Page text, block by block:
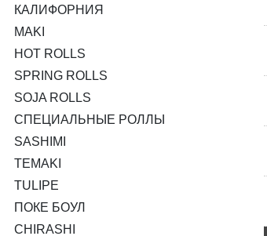
КАЛИФОРНИЯ
MAKI
HOT ROLLS
SPRING ROLLS
SOJA ROLLS
СПЕЦИАЛЬНЫЕ РОЛЛЫ
SASHIMI
TEMAKI
TULIPE
ПОКЕ БОУЛ
CHIRASHI